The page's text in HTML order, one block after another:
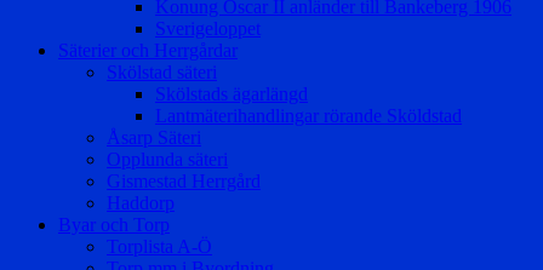
Konung Oscar II anländer till Bankeberg 1906
Sverigeloppet
Säterier och Herrgårdar
Skölstad säteri
Skölstads ägarlängd
Lantmäterihandlingar rörande Sköldstad
Åsarp Säteri
Opplunda säteri
Gismestad Herrgård
Haddorp
Byar och Torp
Torplista A-Ö